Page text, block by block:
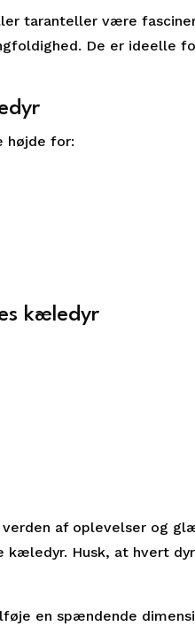
taranteller være
De er ideelle
højde for:
kæledyr
af oplevelser og
Husk, at hvert
en spændende